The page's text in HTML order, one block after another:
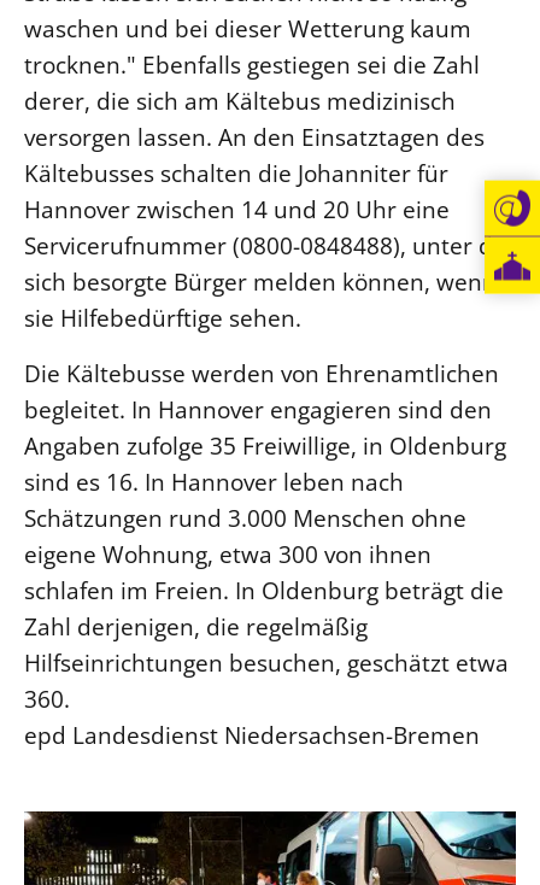
waschen und bei dieser Wetterung kaum
trocknen." Ebenfalls gestiegen sei die Zahl
derer, die sich am Kältebus medizinisch
versorgen lassen. An den Einsatztagen des
Kältebusses schalten die Johanniter für
Hannover zwischen 14 und 20 Uhr eine
Servicerufnummer (0800-0848488), unter der
sich besorgte Bürger melden können, wenn
sie Hilfebedürftige sehen.
Die Kältebusse werden von Ehrenamtlichen
begleitet. In Hannover engagieren sind den
Angaben zufolge 35 Freiwillige, in Oldenburg
sind es 16. In Hannover leben nach
Schätzungen rund 3.000 Menschen ohne
eigene Wohnung, etwa 300 von ihnen
schlafen im Freien. In Oldenburg beträgt die
Zahl derjenigen, die regelmäßig
Hilfseinrichtungen besuchen, geschätzt etwa
360.
epd Landesdienst Niedersachsen-Bremen
Öffentlichkeitsarbeit
Personalausschuss
Projektmanagement
Recht
Terminstundenplaner